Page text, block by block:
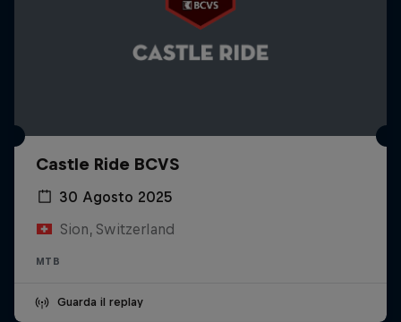
Castle Ride BCVS
30 Agosto 2025
Sion, Switzerland
MTB
Guarda il replay